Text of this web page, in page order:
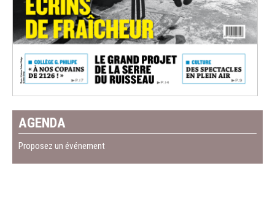
AGENDA
Proposez un événement